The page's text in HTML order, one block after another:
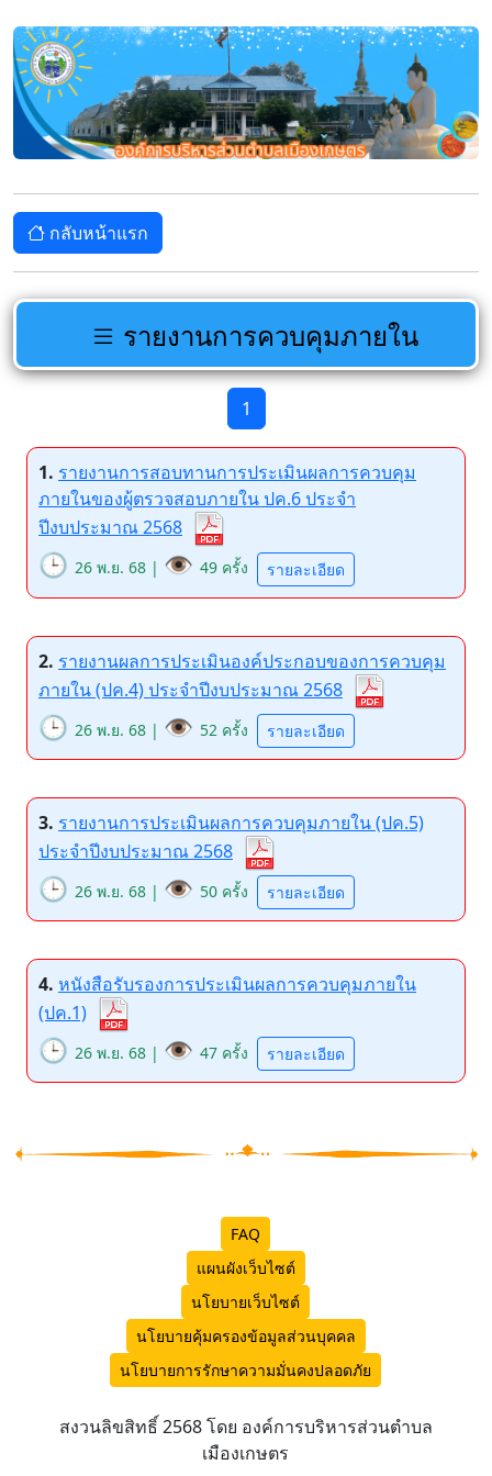
กลับหน้าแรก
รายงานการควบคุมภายใน
1
1. รายงานการสอบทานการประเมินผลการควบคุม
ภายในของผู้ตรวจสอบภายใน ปค.6 ประจำ
ปีงบประมาณ 2568
🕒 26 พ.ย. 68 | 👁️ 49 ครั้ง รายละเอียด
2. รายงานผลการประเมินองค์ประกอบของการควบคุม
ภายใน (ปค.4) ประจำปีงบประมาณ 2568
🕒 26 พ.ย. 68 | 👁️ 52 ครั้ง รายละเอียด
3. รายงานการประเมินผลการควบคุมภายใน (ปค.5)
ประจำปีงบประมาณ 2568
🕒 26 พ.ย. 68 | 👁️ 50 ครั้ง รายละเอียด
4. หนังสือรับรองการประเมินผลการควบคุมภายใน
(ปค.1)
🕒 26 พ.ย. 68 | 👁️ 47 ครั้ง รายละเอียด
FAQ
แผนผังเว็บไซต์
นโยบายเว็บไซต์
นโยบายคุ้มครองข้อมูลส่วนบุคคล
นโยบายการรักษาความมั่นคงปลอดภัย
สงวนลิขสิทธิ์ 2568 โดย องค์การบริหารส่วนตำบล
เมืองเกษตร